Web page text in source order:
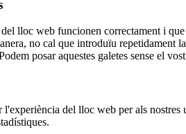
lloc web funcionen correctament i
no cal que introduïu
posar aquestes galetes sense el
del lloc web per als